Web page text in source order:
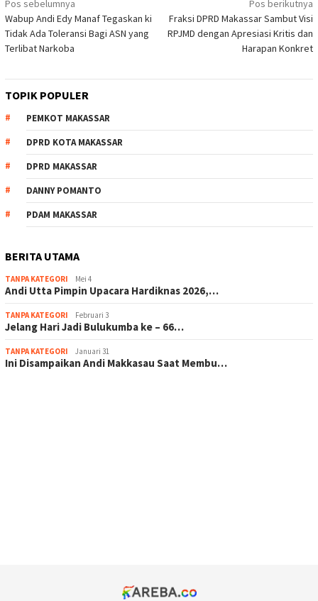
Navigasi
pos
Pos sebelumnya
Wabup Andi Edy Manaf Tegaskan ki
Tidak Ada Toleransi Bagi ASN yang
Terlibat Narkoba
Pos berikutnya
Fraksi DPRD Makassar Sambut Visi
RPJMD dengan Apresiasi Kritis dan
Harapan Konkret
TOPIK POPULER
PEMKOT MAKASSAR
DPRD KOTA MAKASSAR
DPRD MAKASSAR
DANNY POMANTO
PDAM MAKASSAR
BERITA UTAMA
TANPA KATEGORI Mei 4
Andi Utta Pimpin Upacara Hardiknas 2026,…
TANPA KATEGORI Februari 3
Jelang Hari Jadi Bulukumba ke – 66…
TANPA KATEGORI Januari 31
Ini Disampaikan Andi Makkasau Saat Membu…